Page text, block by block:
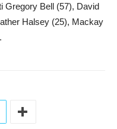
Gregory Bell (57), David
Halsey (25), Mackay